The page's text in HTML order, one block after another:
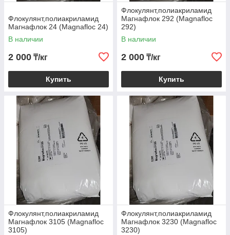
Флокулянт,полиакриламид
Магнафлок 24 (Magnafloc 24)
В наличии
2 000 ₸/кг
Купить
Флокулянт,полиакриламид
Магнафлок 292 (Magnafloc
292)
В наличии
2 000 ₸/кг
Купить
Флокулянт,полиакриламид
Магнафлок 3105 (Magnafloc
3105)
Флокулянт,полиакриламид
Магнафлок 3230 (Magnafloc
3230)